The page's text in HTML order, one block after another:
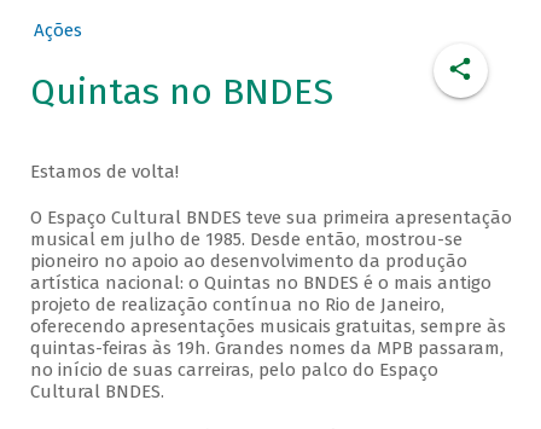
Ações
Quintas no BNDES
Estamos de volta!
O Espaço Cultural BNDES teve sua primeira apresentação
musical em julho de 1985. Desde então, mostrou-se
pioneiro no apoio ao desenvolvimento da produção
artística nacional: o Quintas no BNDES é o mais antigo
projeto de realização contínua no Rio de Janeiro,
oferecendo apresentações musicais gratuitas, sempre às
quintas-feiras às 19h. Grandes nomes da MPB passaram,
no início de suas carreiras, pelo palco do Espaço
Cultural BNDES.